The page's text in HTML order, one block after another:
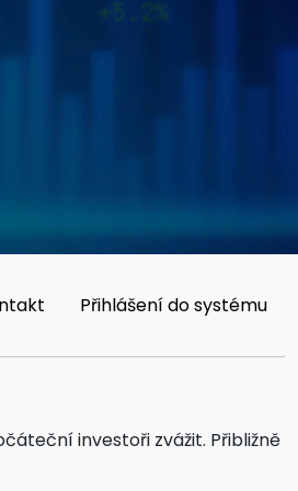
Přihlášení do systému
investoři zvážit. Přibližně